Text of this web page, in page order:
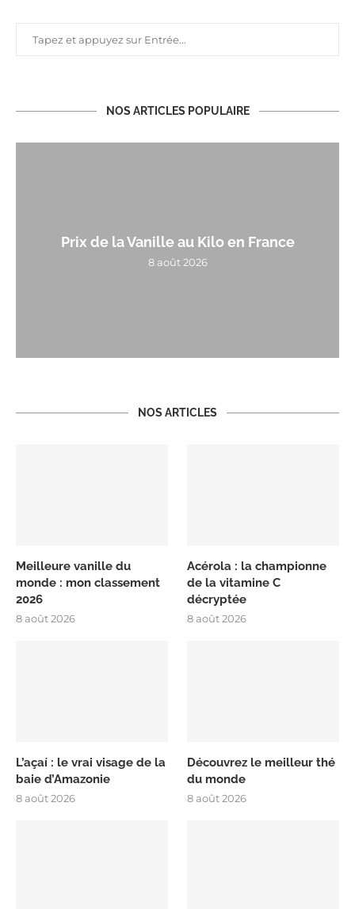
NOS ARTICLES POPULAIRE
Prix de la Vanille au Kilo en France
8 août 2026
NOS ARTICLES
Meilleure vanille du
monde : mon classement
2026
8 août 2026
Acérola : la championne
de la vitamine C
décryptée
8 août 2026
L’açaí : le vrai visage de la
baie d’Amazonie
8 août 2026
Découvrez le meilleur thé
du monde
8 août 2026